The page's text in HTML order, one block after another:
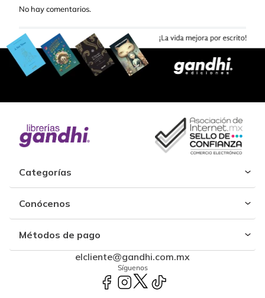
No hay comentarios.
Categorías
Conócenos
Métodos de pago
elcliente@gandhi.com.mx
Síguenos